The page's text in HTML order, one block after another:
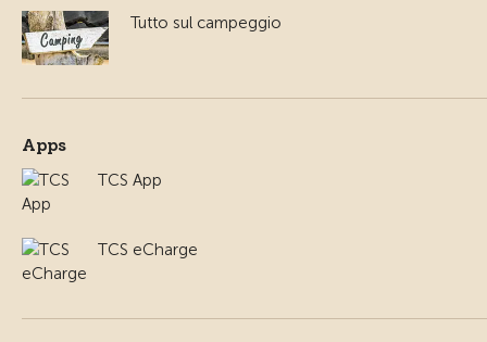
Tutto sul campeggio
Apps
TCS App
TCS eCharge